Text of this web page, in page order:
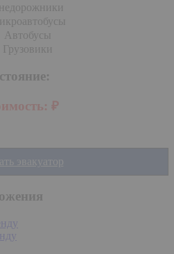
Автобусы
Грузовики
₽
эвакуатор